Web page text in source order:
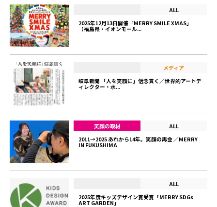
ALL
2025年12月13日開催「MERRY SMILE XMAS」
（福島県・イオンモール...
メディア
岐阜新聞 「人を笑顔に」信念貫く／世界的アートデ
ィレクター・水...
笑顔の取材
ALL
2011→2025 あれから14年。笑顔の再会 ／MERRY
IN FUKUSHIMA
ALL
2025年度キッズデザイン賞受賞「MERRY SDGs
ART GARDEN」